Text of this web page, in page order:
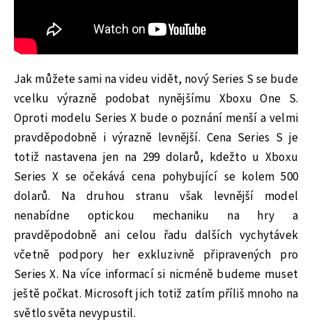
Jak můžete sami na videu vidět, nový Series S se bude
vcelku výrazně podobat nynějšímu Xboxu One S.
Oproti modelu Series X bude o poznání menší a velmi
pravděpodobně i výrazně levnější. Cena Series S je
totiž nastavena jen na 299 dolarů, kdežto u Xboxu
Series X se očekává cena pohybující se kolem 500
dolarů. Na druhou stranu však levnější model
nenabídne optickou mechaniku na hry a
pravděpodobně ani celou řadu dalších vychytávek
včetně podpory her exkluzivně připravených pro
Series X. Na více informací si nicméně budeme muset
ještě počkat. Microsoft jich totiž zatím příliš mnoho na
světlo světa nevypustil.